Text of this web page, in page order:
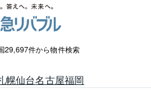
29,697件から物件検索
幌仙台名古屋福岡